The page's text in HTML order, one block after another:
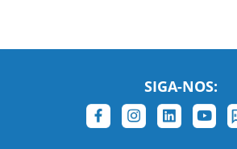
SIGA-NOS:
LEIA NOSSAS